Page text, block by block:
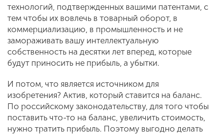
технологий, подтвержденных вашими патентами, с
тем чтобы их вовлечь в товарный оборот, в
коммерциализацию, в промышленность и не
замораживать вашу интеллектуальную
собственность на десятки лет вперед, которые
будут приносить не прибыль, а убытки.
И потом, что является источником для
изобретения? Актив, который ставится на баланс.
По российскому законодательству, для того чтобы
поставить что-то на баланс, увеличить стоимость,
нужно тратить прибыль. Поэтому выгодно делать